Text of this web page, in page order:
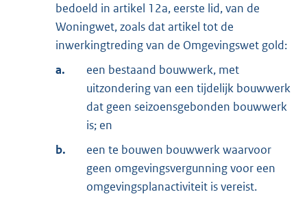
bedoeld in artikel 12a, eerste lid, van de
Woningwet, zoals dat artikel tot de
inwerkingtreding van de Omgevingswet gold:
a.
een bestaand bouwwerk, met
uitzondering van een tijdelijk bouwwerk
dat geen seizoensgebonden bouwwerk
is; en
b.
een te bouwen bouwwerk waarvoor
geen omgevingsvergunning voor een
omgevingsplanactiviteit is vereist.